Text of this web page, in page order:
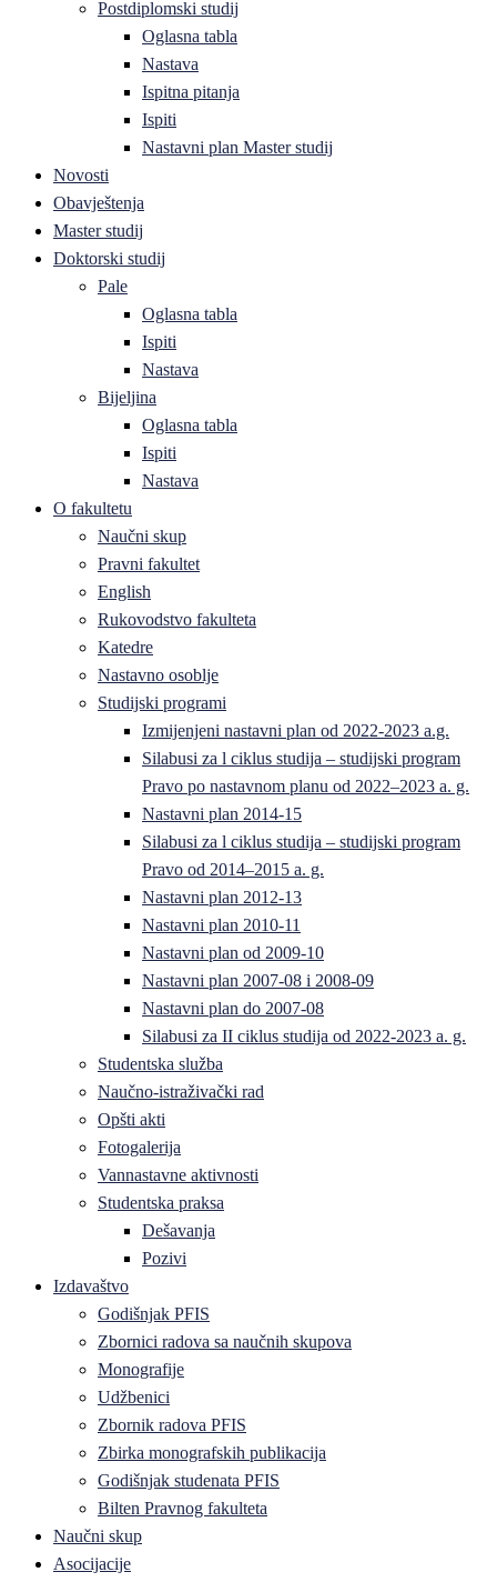
Postdiplomski studij
Oglasna tabla
Nastava
Ispitna pitanja
Ispiti
Nastavni plan Master studij
Novosti
Obavještenja
Master studij
Doktorski studij
Pale
Oglasna tabla
Ispiti
Nastava
Bijeljina
Oglasna tabla
Ispiti
Nastava
O fakultetu
Naučni skup
Pravni fakultet
English
Rukovodstvo fakulteta
Katedre
Nastavno osoblje
Studijski programi
Izmijenjeni nastavni plan od 2022-2023 a.g.
Silabusi za l ciklus studija – studijski program
Pravo po nastavnom planu od 2022–2023 a. g.
Nastavni plan 2014-15
Silabusi za l ciklus studija – studijski program
Pravo od 2014–2015 a. g.
Nastavni plan 2012-13
Nastavni plan 2010-11
Nastavni plan od 2009-10
Nastavni plan 2007-08 i 2008-09
Nastavni plan do 2007-08
Silabusi za II ciklus studija od 2022-2023 a. g.
Studentska služba
Naučno-istraživački rad
Opšti akti
Fotogalerija
Vannastavne aktivnosti
Studentska praksa
Dešavanja
Pozivi
Izdavaštvo
Godišnjak PFIS
Zbornici radova sa naučnih skupova
Monografije
Udžbenici
Zbornik radova PFIS
Zbirka monografskih publikacija
Godišnjak studenata PFIS
Bilten Pravnog fakulteta
Naučni skup
Asocijacije